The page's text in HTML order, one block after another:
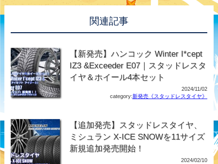
関連記事
【新発売】ハンコック Winter I*cept
IZ3 &Exceeder E07｜スタッドレスタ
イヤ＆ホイール4本セット
2024/11/02
category:新発売《スタッドレスタイヤ》
【追加発売】スタッドレスタイヤ、
ミシュラン X-ICE SNOWを11サイズ
新規追加発売開始！
2024/02/10